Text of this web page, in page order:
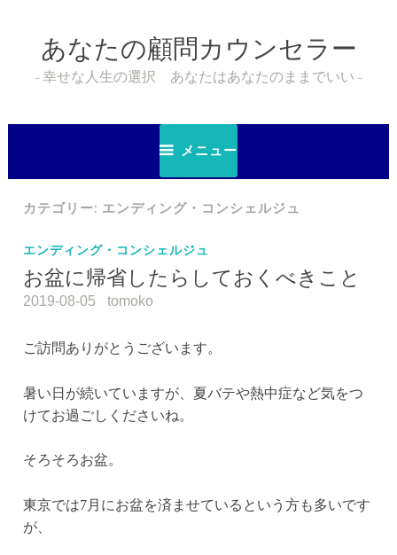
へ
あなたの顧問カウンセラー
幸せな人生の選択 あなたはあなたのままでいい
メニュー
カテゴリー: エンディング・コンシェルジュ
エンディング・コンシェルジュ
お盆に帰省したらしておくべきこと
2019-08-05 tomoko
ご訪問ありがとうございます。
暑い日が続いていますが、夏バテや熱中症など気をつ
けてお過ごしくださいね。
そろそろお盆。
東京では7月にお盆を済ませているという方も多いです
が、